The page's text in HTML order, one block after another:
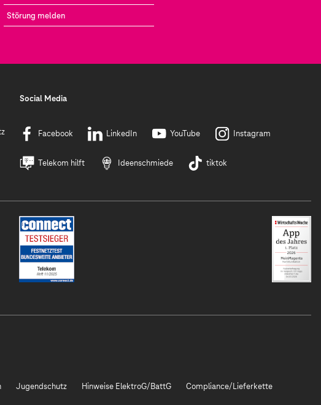
Störung melden
Social Media
Facebook LinkedIn YouTube Instagram
Telekom hilft Ideenschmiede tiktok
Jugendschutz Hinweise ElektroG/BattG Compliance/Lieferkette